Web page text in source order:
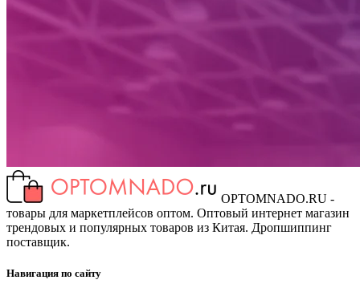
OPTOMNADO.RU -
товары для маркетплейсов оптом. Оптовый интернет магазин
трендовых и популярных товаров из Китая. Дропшиппинг
поставщик.
Навигация по сайту